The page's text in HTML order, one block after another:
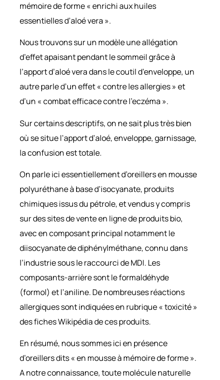
mémoire de forme « enrichi aux huiles
essentielles d’aloé vera ».
Nous trouvons sur un modèle une allégation
d’effet apaisant pendant le sommeil grâce à
l’apport d’aloé vera dans le coutil d’enveloppe, un
autre parle d’un effet « contre les allergies » et
d’un « combat efficace contre l’eczéma ».
Sur certains descriptifs, on ne sait plus très bien
où se situe l’apport d’aloé, enveloppe, garnissage,
la confusion est totale.
On parle ici essentiellement d’oreillers en mousse
polyuréthane à base d’isocyanate, produits
chimiques issus du pétrole, et vendus y compris
sur des sites de vente en ligne de produits bio,
avec en composant principal notamment le
diisocyanate de diphénylméthane, connu dans
l’industrie sous le raccourci de MDI. Les
composants-arrière sont le formaldéhyde
(formol) et l’aniline. De nombreuses réactions
allergiques sont indiquées en rubrique « toxicité »
des fiches Wikipédia de ces produits.
En résumé, nous sommes ici en présence
d’oreillers dits « en mousse à mémoire de forme ».
A notre connaissance, toute molécule naturelle